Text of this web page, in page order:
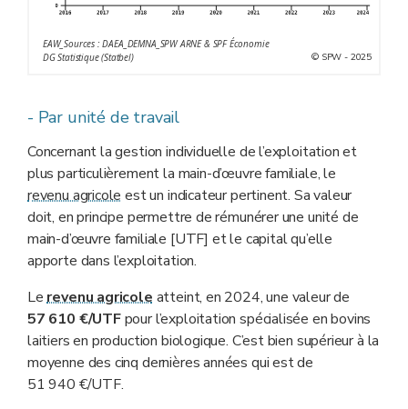
EAW_Sources : DAEA_DEMNA_SPW ARNE & SPF Économie
DG Statistique (Statbel)
© SPW - 2025
- Par unité de travail
Concernant la gestion individuelle de l’exploitation et
plus particulièrement la main-d’œuvre familiale, le
revenu agricole est un indicateur pertinent. Sa valeur
doit, en principe permettre de rémunérer une unité de
main-d’œuvre familiale [UTF] et le capital qu’elle
apporte dans l’exploitation.
Lerevenu agricole atteint, en 2024, une valeur de
57 610 €/UTFpour l’exploitation spécialisée en bovins
laitiers en production biologique. C’est bien supérieur à la
moyenne des cinq dernières années qui est de
51 940 €/UTF.